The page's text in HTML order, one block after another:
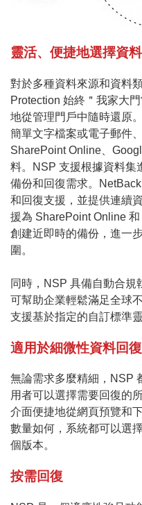
靈活、便捷地選擇資
對於多種資料來源和資料
Protection 始終＂我家大
地從管理門戶中隨時還原
簡單文字檔案或電子郵件
SharePoint Online、
料。NSP 支援根據資料集
備份和回復需求。
和回復支援，並提供連續
援為 SharePoint Online
創建近即時的備份，進一
圍。
同時，NSP 具備自動合規
可幫助企業輕鬆滿足全球
支援基於指定的自訂標準
適用於細微性資料回復
無論需求多麼精細，NSP
用者可以選擇需要回復的
介面便捷地從網頁預覽和
數量如何，系統都可以選
個版本。
按需回復